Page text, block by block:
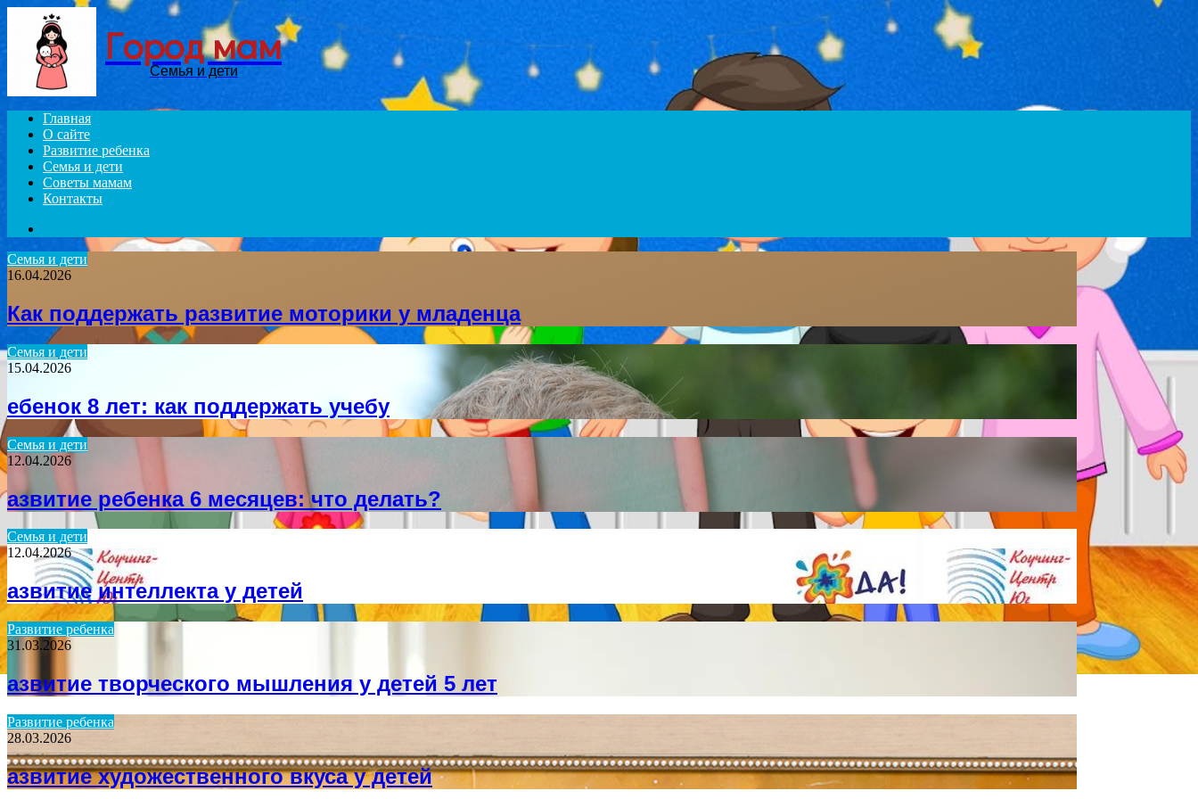
Город мам
Семья и дети
Главная
О сайте
Развитие ребенка
Семья и дети
Советы мамам
Контакты
Семья и дети
16.04.2026
Как поддержать развитие моторики у младенца
Семья и дети
15.04.2026
ебенок 8 лет: как поддержать учебу
Семья и дети
12.04.2026
азвитие ребенка 6 месяцев: что делать?
Семья и дети
12.04.2026
азвитие интеллекта у детей
Развитие ребенка
31.03.2026
азвитие творческого мышления у детей 5 лет
Развитие ребенка
28.03.2026
азвитие художественного вкуса у детей